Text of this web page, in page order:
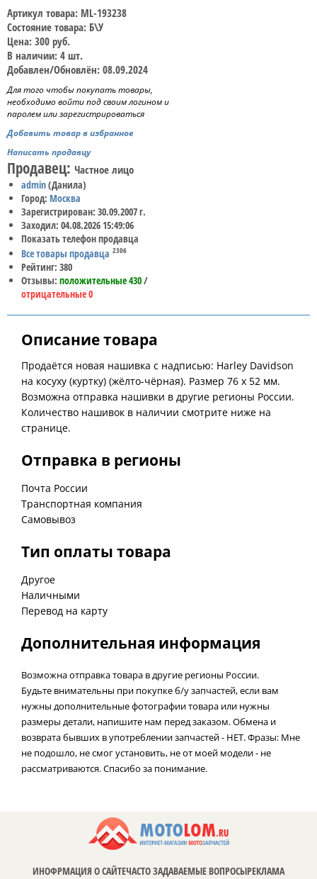
Артикул товара: ML-193238
Состояние товара: Б\У
Цена: 300 руб.
В наличии: 4 шт.
Добавлен/Обновлён: 08.09.2024
Для того чтобы покупать товары,
необходимо войти под своим логином и
паролем или зарегистрироваться
Добавить товар в избранное
Написать продавцу
Продавец: Частное лицо
admin(Данила)
Город: Москва
Зарегистрирован: 30.09.2007 г.
Заходил: 04.08.2026 15:49:06
Показать телефон продавца
Все товары продавца 2306
Рейтинг: 380
Отзывы: положительные 430/
отрицательные 0
Описание товара
Продаётся новая нашивка с надписью: Harley Davidson
на косуху (куртку) (жёлто-чёрная). Размер 76 x 52 мм.
Возможна отправка нашивки в другие регионы России.
Количество нашивок в наличии смотрите ниже на
странице.
Отправка в регионы
Почта России
Транспортная компания
Самовывоз
Тип оплаты товара
Другое
Наличными
Перевод на карту
Дополнительная информация
Возможна отправка товара в другие регионы России.
Будьте внимательны при покупке б/у запчастей, если вам
нужны дополнительные фотографии товара или нужны
размеры детали, напишите нам перед заказом. Обмена и
возврата бывших в употреблении запчастей - НЕТ. Фразы: Мне
не подошло, не смог установить, не от моей модели - не
рассматриваются. Спасибо за понимание.
ИНОФРМАЦИЯ О САЙТЕЧАСТО ЗАДАВАЕМЫЕ ВОПРОСЫРЕКЛАМА